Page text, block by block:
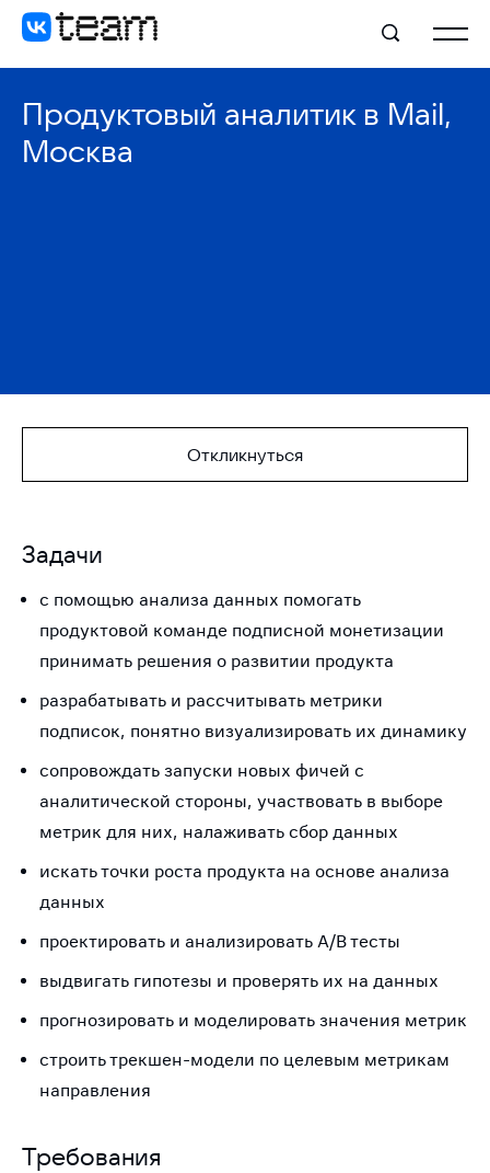
Продуктовый аналитик в Mail,
Москва
Откликнуться
Задачи
c помощью анализа данных помогать
продуктовой команде подписной монетизации
принимать решения о развитии продукта
разрабатывать и рассчитывать метрики
подписок, понятно визуализировать их динамику
сопровождать запуски новых фичей с
аналитической стороны, участвовать в выборе
метрик для них, налаживать сбор данных
искать точки роста продукта на основе анализа
данных
проектировать и анализировать А/В тесты
выдвигать гипотезы и проверять их на данных
прогнозировать и моделировать значения метрик
строить трекшен-модели по целевым метрикам
направления
Требования